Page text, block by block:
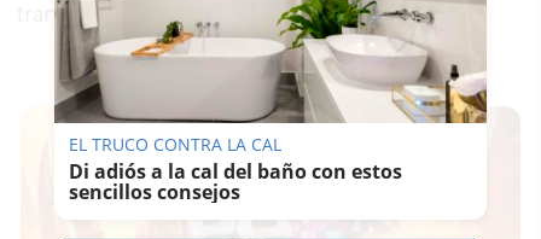
transcripciones.
EL TRUCO CONTRA LA CAL
Di adiós a la cal del baño con estos
sencillos consejos